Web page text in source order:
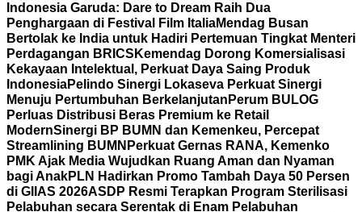
Indonesia Garuda: Dare to Dream Raih Dua
Penghargaan di Festival Film ItaliaMendag Busan
Bertolak ke India untuk Hadiri Pertemuan Tingkat Menteri
Perdagangan BRICS Kemendag Dorong Komersialisasi
Kekayaan Intelektual, Perkuat Daya Saing Produk
IndonesiaPelindo Sinergi Lokaseva Perkuat Sinergi
Menuju Pertumbuhan Berkelanjutan Perum BULOG
Perluas Distribusi Beras Premium ke Retail
ModernSinergi BP BUMN dan Kemenkeu, Percepat
Streamlining BUMN Perkuat Gernas RANA, Kemenko
PMK Ajak Media Wujudkan Ruang Aman dan Nyaman
bagi AnakPLN Hadirkan Promo Tambah Daya 50 Persen
di GIIAS 2026ASDP Resmi Terapkan Program Sterilisasi
Pelabuhan secara Serentak di Enam Pelabuhan